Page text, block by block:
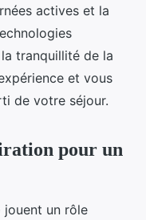
actives et la
tranquillité de la
et vous
de votre séjour.
pour un
jouent un rôle